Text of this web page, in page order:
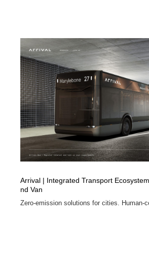
Arrival | Integrated Transport
nd Van
Zero-emission solutions for cities. Human-